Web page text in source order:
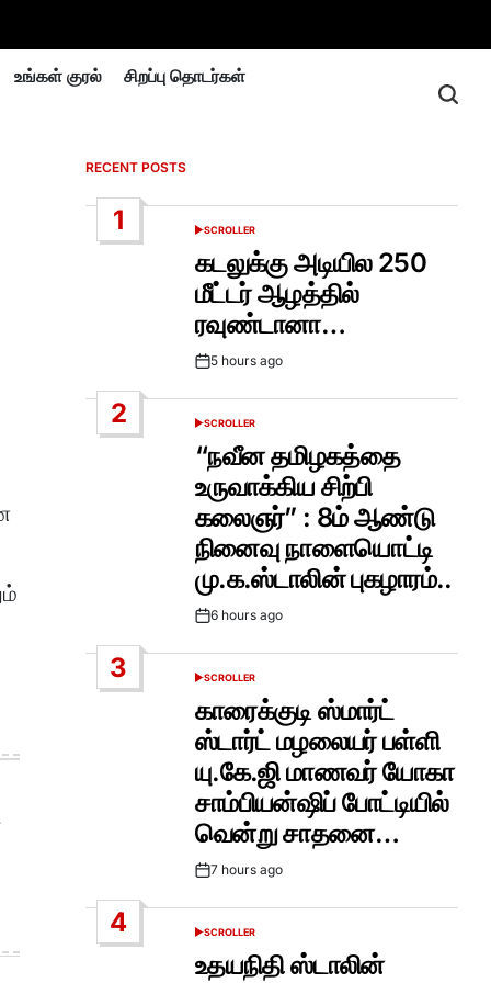
உங்கள் குரல் சிறப்பு தொடர்கள்
RECENT POSTS
1
POSTED
SCROLLER
கடலுக்கு அடியில 250
மீட்டர் ஆழத்தில்
ரவுண்டானா…
Post5 hours ago
2
POSTED
SCROLLER
“நவீன தமிழகத்தை
உருவாக்கிய சிற்பி
கலைஞர்” : 8ம் ஆண்டு
நினைவு நாளையொட்டி
மு.க.ஸ்டாலின் புகழாரம்..
Post6 hours ago
3
POSTED
SCROLLER
காரைக்குடி ஸ்மார்ட்
ஸ்டார்ட் மழலையர் பள்ளி
யு.கே.ஜி மாணவர் யோகா
சாம்பியன்ஷிப் போட்டியில்
வென்று சாதனை…
Post7 hours ago
4
POSTED
SCROLLER
உதயநிதி ஸ்டாலின்